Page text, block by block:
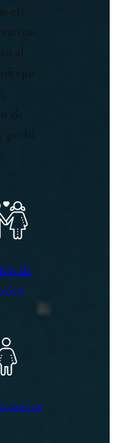
el
al
de
perfil
de